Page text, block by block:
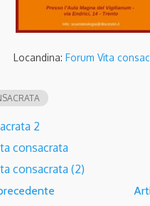
Locandina: Forum Vita
2
consacrata
consacrata (2)